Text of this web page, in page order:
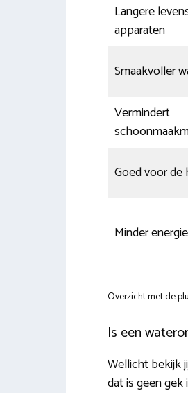
Langere
apparaten
Smaakvoller
Vermindert
Goed voor de
Minder
Overzicht met de
Is een
Wellicht bekijk
dat is geen